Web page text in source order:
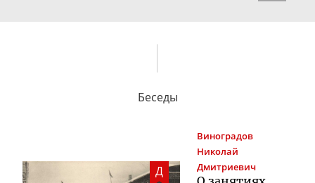
Беседы
Д
Виноградов
Николай
Дмитриевич